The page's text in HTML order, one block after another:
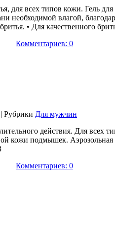
для всех типов кожи. Гель
необходимой влагой,
• Для качественного
Комментариев: 0
Рубрики Для мужчин
действия. Для всех
кожи подмышек.
Комментариев: 0